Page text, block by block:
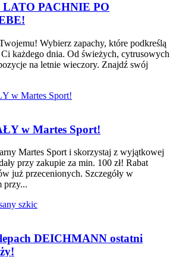
PACHNIE PO
Wybierz zapachy, które podkreślą
każdego dnia. Od świeżych, cytrusowych
na letnie wieczory. Znajdź swój
w Martes Sport!
Martes Sport i skorzystaj z wyjątkowej
przy zakupie za min. 100 zł! Rabat
już przecenionych. Szczegóły w
przy...
DEICHMANN ostatni